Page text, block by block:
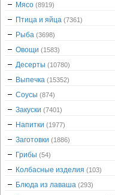
Мясо (8919)
Птица и яйца (7361)
Рыба (3698)
Овощи (1583)
Десерты (10780)
Выпечка (15352)
Соусы (874)
Закуски (7401)
Напитки (1977)
Заготовки (1886)
Грибы (54)
Колбасные изделия (103)
Блюда из лаваша (293)